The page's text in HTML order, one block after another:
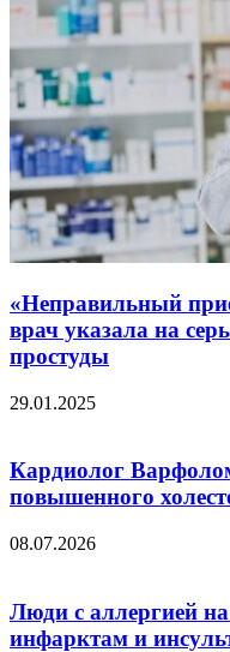
«Неправильный
врач указала на
простуды
29.01.2025
Кардиолог
повышенного
08.07.2026
Люди с аллергией
инфарктам и